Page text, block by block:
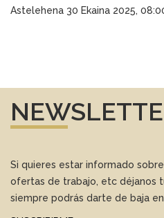
Astelehena 30 Ekaina 2025,
Si quieres estar informado
ofertas de trabajo, etc déjanos
siempre podrás darte de baja